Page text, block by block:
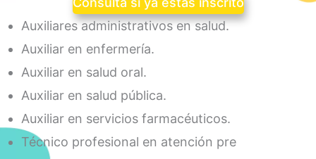
Auxiliares administrativos en salud.
Auxiliar en enfermería.
Auxiliar en salud oral.
Auxiliar en salud pública.
Auxiliar en servicios farmacéuticos.
Técnico profesional en atención pre